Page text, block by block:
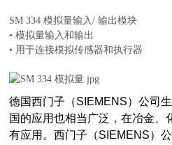
SM 334 模拟量输入/ 输出模块
• 模拟量输入和输出
• 用于连接模拟传感器和执行器
德国西门子（SIEMENS）公司
国的应用也相当广泛，在冶金、
有应用。西门子（SIEMENS）